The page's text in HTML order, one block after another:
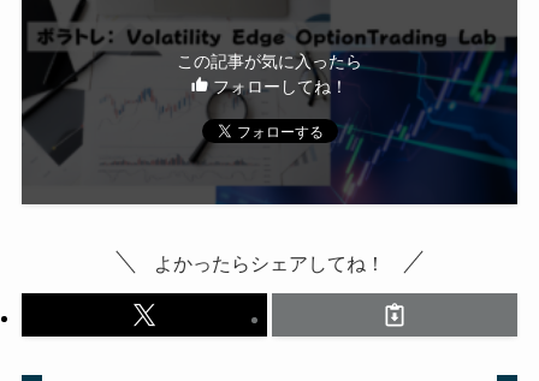
この記事が気に入ったら
フォローしてね！
よかったらシェアしてね！